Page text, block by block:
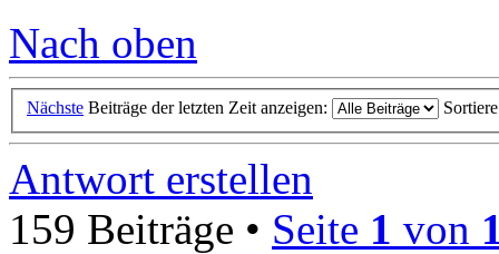
Nach oben
Nächste Beiträge der letzten Zeit anzeigen:
Antwort erstellen
159 Beiträge • Seite 1 von